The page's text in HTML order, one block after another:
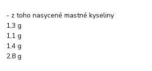
- z toho nasycené mastné kyseliny
1,3 g
1,1 g
1,4 g
2,8 g